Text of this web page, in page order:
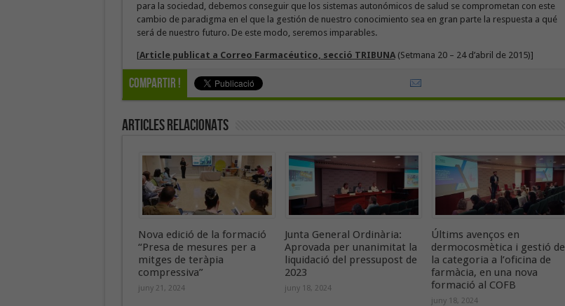
para la sociedad, debemos conseguir que los sistemas autonómicos de salud se comprometan con este
cambio de paradigma en el que la gestión de nuestro conocimiento sea en gran parte la respuesta a qué
será de nuestro futuro. De este modo, seremos imparables.
[Article publicat a Correo Farmacéutico, secció TRIBUNA (Setmana 20 – 24 d’abril de 2015)]
Compartir !
Articles Relacionats
Nova edició de la formació
“Presa de mesures per a
mitges de teràpia
compressiva”
juny 21, 2024
Junta General Ordinària:
Aprovada per unanimitat la
liquidació del pressupost de
2023
juny 18, 2024
Últims avenços en
dermocosmètica i gestió de
la categoria a l’oficina de
farmàcia, en una nova
formació al COFB
juny 18, 2024